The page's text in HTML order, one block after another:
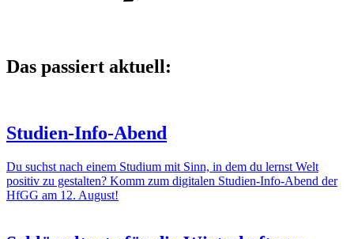
Das passiert aktuell:
Studien-Info-Abend
Du suchst nach einem Studium mit Sinn, in dem du lernst Welt
positiv zu gestalten? Komm zum digitalen Studien-Info-Abend der
HfGG am 12. August!